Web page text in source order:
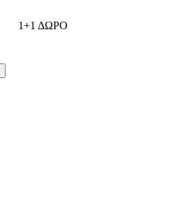
1+1 ΔΩΡΟ